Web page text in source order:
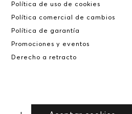
Política de uso de cookies
Política comercial de cambios
Política de garantía
Promociones y eventos
Derecho a retracto